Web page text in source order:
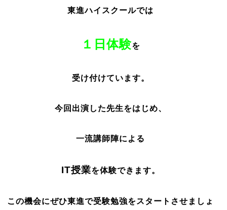
東進ハイスクールでは
１日体験を
受け付けています。
今回出演した先生をはじめ、
一流講師陣による
IT授業を体験できます。
この機会にぜひ東進で受験勉強をスタートさせましょ